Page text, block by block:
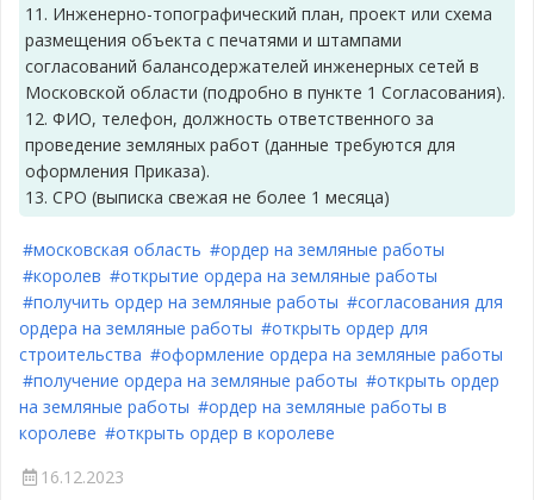
11. Инженерно-топографический план, проект или схема
размещения объекта с печатями и штампами
согласований балансодержателей инженерных сетей в
Московской области (подробно в пункте 1 Согласования).
12. ФИО, телефон, должность ответственного за
проведение земляных работ (данные требуются для
оформления Приказа).
13. СРО (выписка свежая не более 1 месяца)
#московская область #ордер на земляные работы
#королев #открытие ордера на земляные работы
#получить ордер на земляные работы #согласования для
ордера на земляные работы #открыть ордер для
строительства #оформление ордера на земляные работы
#получение ордера на земляные работы #открыть ордер
на земляные работы #ордер на земляные работы в
королеве #открыть ордер в королеве
16.12.2023